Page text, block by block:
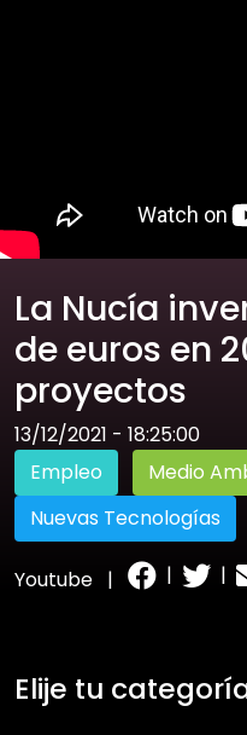
La Nucía
de euros en
proyectos
13/12/2021 - 18:25:00
Empleo
Medio
Nuevas Tecnologías
Youtube | | |
Elije tu